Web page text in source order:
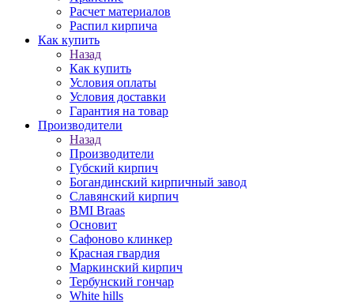
Расчет материалов
Распил кирпича
Как купить
Назад
Как купить
Условия оплаты
Условия доставки
Гарантия на товар
Производители
Назад
Производители
Губский кирпич
Богандинский кирпичный завод
Славянский кирпич
BMI Braas
Основит
Сафоново клинкер
Красная гвардия
Маркинский кирпич
Тербунский гончар
White hills